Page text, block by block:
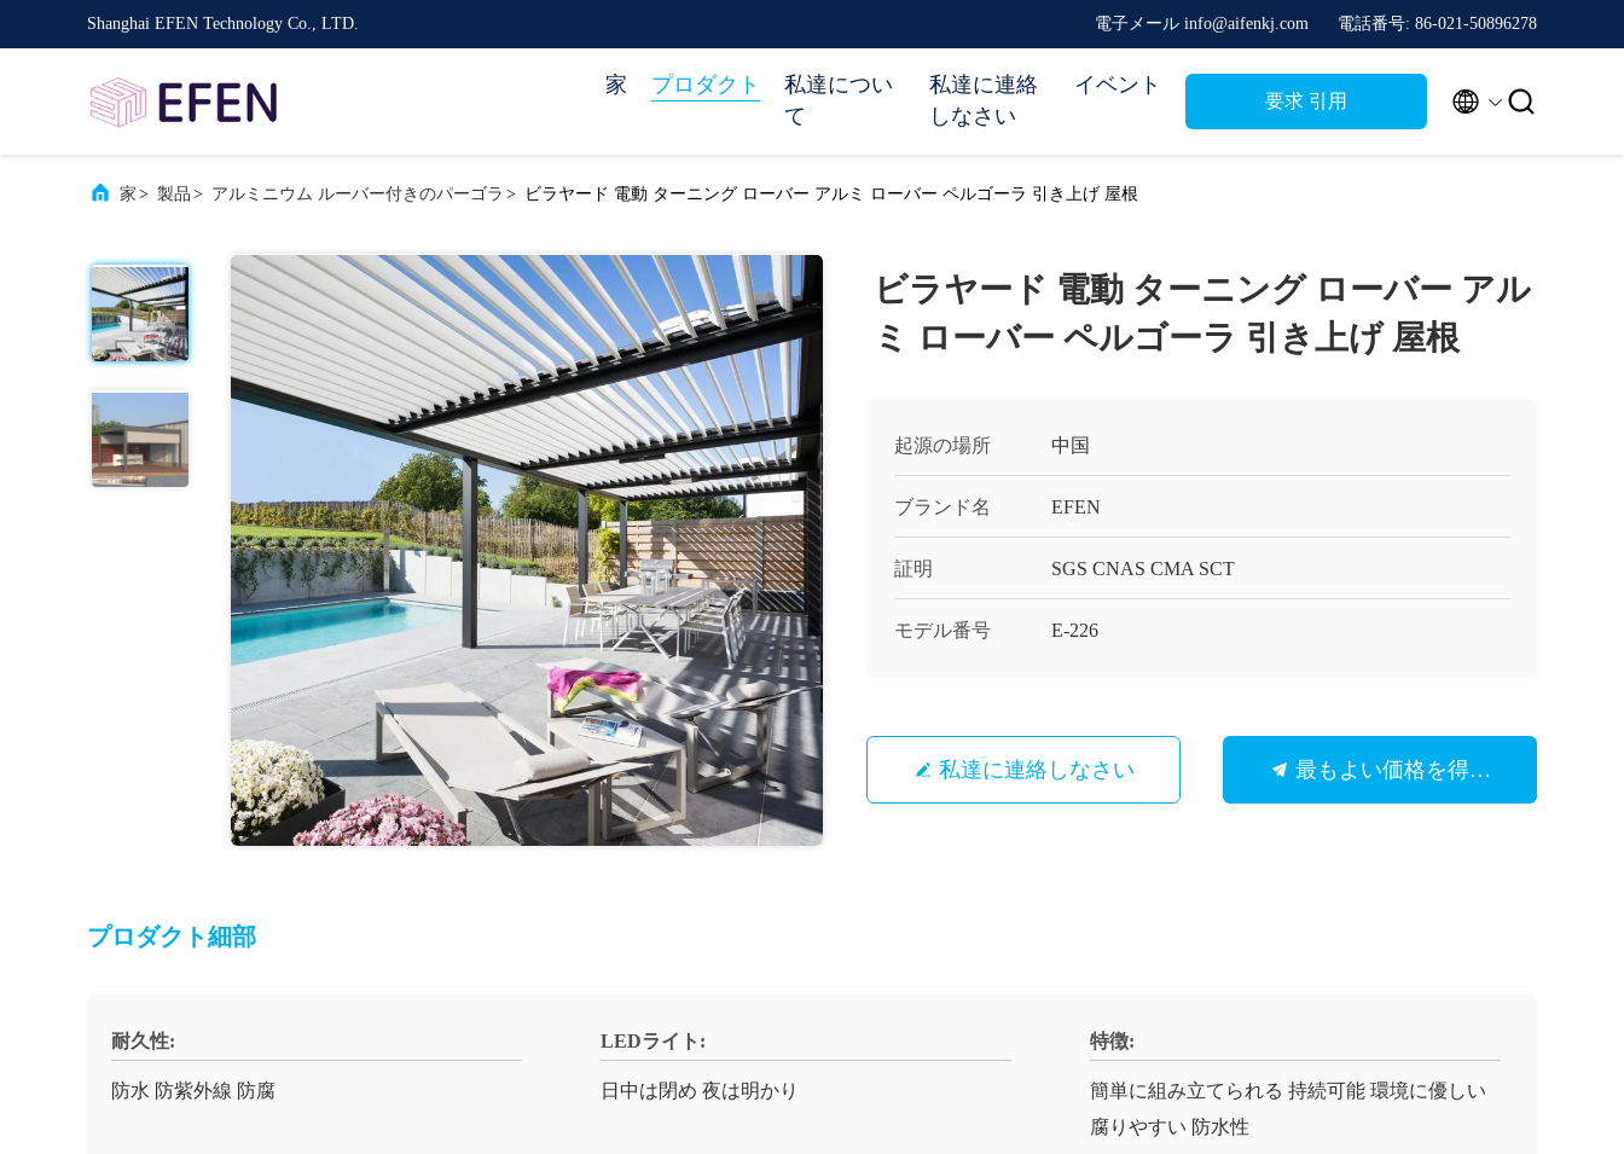
Shanghai EFEN Technology Co., LTD. 電子メール info@aifenkj.com 電話番号: 86-021-50896278
家 プロダクト
私達につい
て
私達に連絡
しなさい
イベント
要求 引用  
家 > 製品 > アルミニウム ルーバー付きのパーゴラ > ビラヤード 電動 ターニング ローバー アルミ ローバー ペルゴーラ 引き上げ 屋根
ビラヤード 電動 ターニング ローバー アル
ミ ローバー ペルゴーラ 引き上げ 屋根
起源の場所 中国
ブランド名 EFEN
証明 SGS CNAS CMA SCT
モデル番号 E-226
私達に連絡しなさい 最もよい価格を得なさい
プロダクト細部
耐久性:
防水 防紫外線 防腐
LEDライト:
日中は閉め 夜は明かり
特徴:
簡単に組み立てられる 持続可能 環境に優しい
腐りやすい 防水性